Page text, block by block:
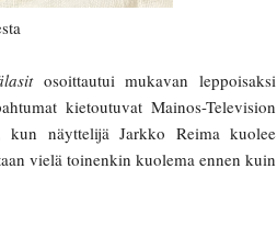
osoittautui mukavan leppoisaksi
kietoutuvat Mainos-Television
kun näyttelijä Jarkko Reima kuolee
vielä toinenkin kuolema ennen kuin